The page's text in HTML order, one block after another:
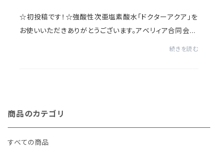
☆初投稿です！☆強酸性次亜塩素酸水「ドクターアクア」を
お使いいただきありがとうございます。アベリィア合同会社
続きを読む
商品のカテゴリ
すべての商品